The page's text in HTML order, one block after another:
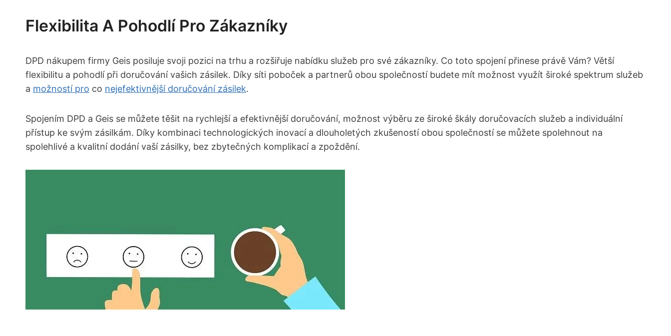
Flexibilita A Pohodlí Pro Zákazníky
DPD nákupem firmy Geis posiluje svoji pozici na trhu a rozšiřuje nabídku služeb pro své zákazníky. Co toto spojení přinese právě Vám? Větší
flexibilitu a pohodlí při doručování vašich zásilek. Díky síti poboček a partnerů obou společností budete mít možnost využít široké spektrum služeb
a možností pro co nejefektivnější doručování zásilek.
Spojením DPD a Geis se můžete těšit na rychlejší a efektivnější doručování, možnost výběru ze široké škály doručovacích služeb a individuální
přístup ke svým zásilkám. Díky kombinaci technologických inovací a dlouholetých zkušeností obou společností se můžete spolehnout na
spolehlivé a kvalitní dodání vaší zásilky, bez zbytečných komplikací a zpoždění.